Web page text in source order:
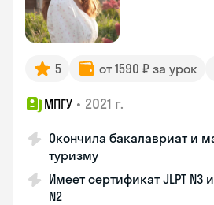
5 от 1590 ₽ за урок
МПГУ • 2021 г.
Окончила бакалавриат и
туризму
Имеет сертификат JLPT N3
N2